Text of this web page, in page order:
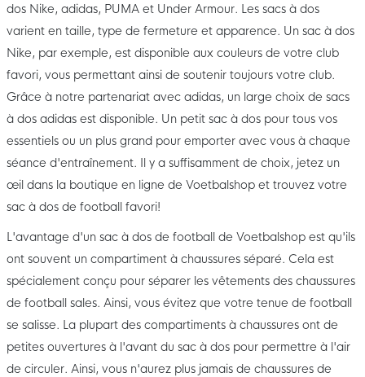
dos Nike, adidas, PUMA et Under Armour. Les sacs à dos
varient en taille, type de fermeture et apparence. Un sac à dos
Nike, par exemple, est disponible aux couleurs de votre club
favori, vous permettant ainsi de soutenir toujours votre club.
Grâce à notre partenariat avec adidas, un large choix de sacs
à dos adidas est disponible. Un petit sac à dos pour tous vos
essentiels ou un plus grand pour emporter avec vous à chaque
séance d'entraînement. Il y a suffisamment de choix, jetez un
œil dans la boutique en ligne de Voetbalshop et trouvez votre
sac à dos de football favori!
L'avantage d'un sac à dos de football de Voetbalshop est qu'ils
ont souvent un compartiment à chaussures séparé. Cela est
spécialement conçu pour séparer les vêtements des chaussures
de football sales. Ainsi, vous évitez que votre tenue de football
se salisse. La plupart des compartiments à chaussures ont de
petites ouvertures à l'avant du sac à dos pour permettre à l'air
de circuler. Ainsi, vous n'aurez plus jamais de chaussures de